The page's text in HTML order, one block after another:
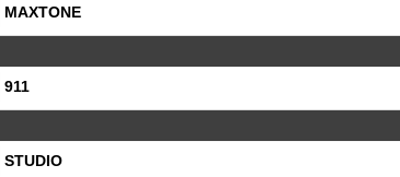
MAXTONE
911
STUDIO